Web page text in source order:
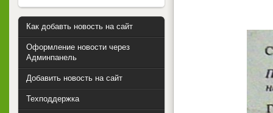
Как добавть новость на сайт
Оформление новости через
Админпанель
Добавить новость на сайт
Техподдержка